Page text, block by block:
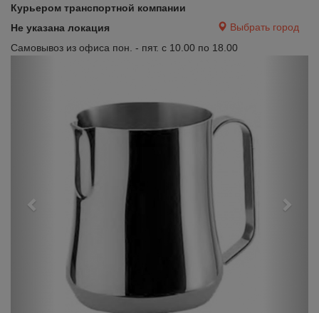
Курьером транспортной компании
Не указана локация
Выбрать город
Самовывоз из офиса пон. - пят. с 10.00 по 18.00